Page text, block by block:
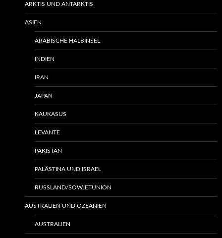
ARKTIS UND ANTARKTIS
ASIEN
ARABISCHE HALBINSEL
INDIEN
IRAN
JAPAN
KAUKASUS
LEVANTE
PAKISTAN
PALÄSTINA UND ISRAEL
RUSSLAND/SOWJETUNION
AUSTRALIEN UND OZEANIEN
AUSTRALIEN